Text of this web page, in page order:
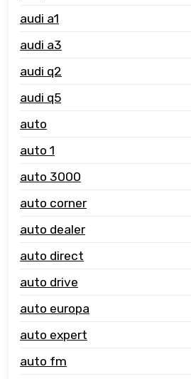
audi a1
audi a3
audi q2
audi q5
auto
auto 1
auto 3000
auto corner
auto dealer
auto direct
auto drive
auto europa
auto expert
auto fm